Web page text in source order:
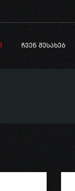
ᲩᲕᲔᲜ ᲨᲔᲡᲐᲮᲔᲑ